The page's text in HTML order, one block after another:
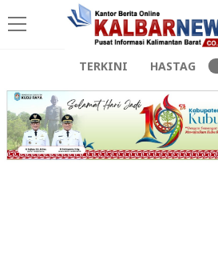
TERKINI HASTAG